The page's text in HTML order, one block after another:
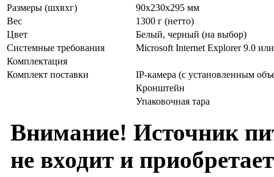
Размеры (шхвхг)
90х230х295 мм
Вес
1300 г (нетто)
Цвет
Белый, черный (на выбор)
Системные требования
Microsoft Internet Explorer 9.0
Комплектация
Комплект поставки
IP-камера (с установленным
Кронштейн
Упаковочная тара
Внимание! Источник
не входит и